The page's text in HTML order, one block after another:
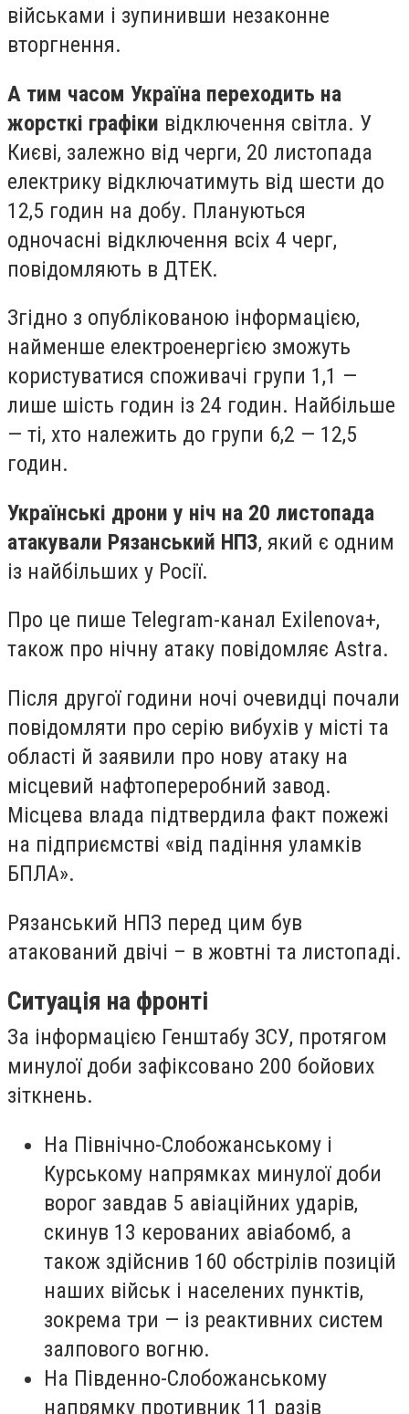
військами і зупинивши незаконне
вторгнення.
А тим часом Україна переходить на
жорсткі графіки відключення світла. У
Києві, залежно від черги, 20 листопада
електрику відключатимуть від шести до
12,5 годин на добу. Плануються
одночасні відключення всіх 4 черг,
повідомляють в ДТЕК.
Згідно з опублікованою інформацією,
найменше електроенергією зможуть
користуватися споживачі групи 1,1 —
лише шість годин із 24 годин. Найбільше
— ті, хто належить до групи 6,2 — 12,5
годин.
Українські дрони у ніч на 20 листопада
атакували Рязанський НПЗ, який є одним
із найбільших у Росії.
Про це пише Telegram-канал Exilenova+,
також про нічну атаку повідомляє Astra.
Після другої години ночі очевидці почали
повідомляти про серію вибухів у місті та
області й заявили про нову атаку на
місцевий нафтопереробний завод.
Місцева влада підтвердила факт пожежі
на підприємстві «від падіння уламків
БПЛА».
Рязанський НПЗ перед цим був
атакований двічі – в жовтні та листопаді.
Ситуація на фронті
За інформацією Генштабу ЗСУ, протягом
минулої доби зафіксовано 200 бойових
зіткнень.
На Північно-Слобожанському і
Курському напрямках минулої доби
ворог завдав 5 авіаційних ударів,
скинув 13 керованих авіабомб, а
також здійснив 160 обстрілів позицій
наших військ і населених пунктів,
зокрема три — із реактивних систем
залпового вогню.
На Південно-Слобожанському
напрямку противник 11 разів